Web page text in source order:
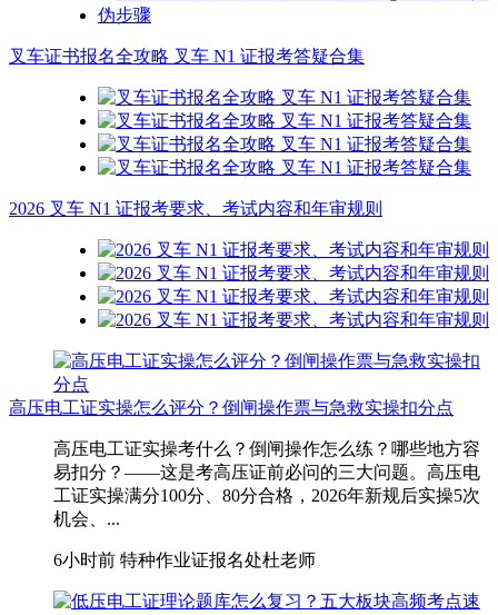
叉车证书报名全攻略 叉车 N1 证报考答疑合集
2026 叉车 N1 证报考要求、考试内容和年审规则
高压电工证实操怎么评分？倒闸操作票与急救实操扣分点
高压电工证实操考什么？倒闸操作怎么练？哪些地方容
易扣分？——这是考高压证前必问的三大问题。高压电
工证实操满分100分、80分合格，2026年新规后实操5次
机会、...
6小时前 特种作业证报名处杜老师